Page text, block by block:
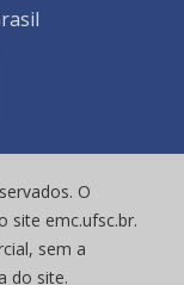
O
site emc.ufsc.br.
sem a
do site.